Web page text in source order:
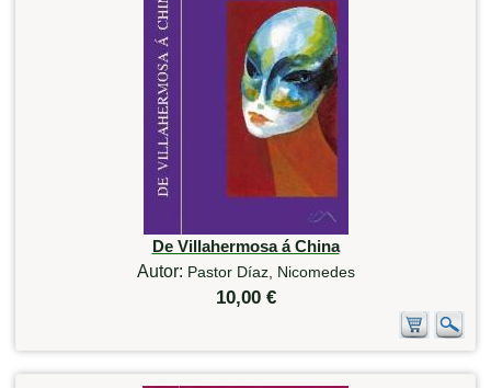
De Villahermosa á China
Autor: Pastor Díaz, Nicomedes
10,00 €